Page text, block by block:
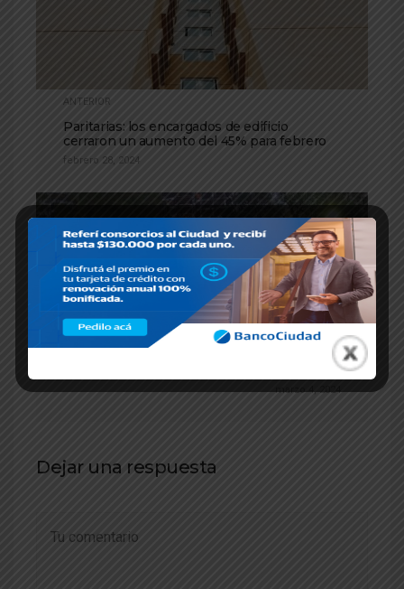
ANTERIOR
Paritarias: los encargados de edificio
cerraron un aumento del 45% para febrero
febrero 28, 2024
SIGUIENTE
Nueva Reglamentación para las Expensas
en CABA
marzo 4, 2024
Dejar una respuesta